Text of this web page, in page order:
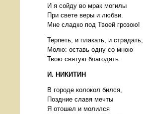
И я сойду во мрак могилы
При свете веры и любви.
Мне сладко под Твоей грозою!
Терпеть, и плакать, и страдать;
Молю: оставь одну со мною
Твою святую благодать.
И. НИКИТИН
В городе колокол бился,
Поздние славя мечты
Я отошел и молился